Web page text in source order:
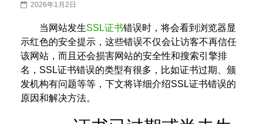
2026年1月2日
当网站发生SSL证书错误时，将会看到浏览器显
示红色的安全提示，这些错误不仅会让访客不再信任
该网站，而且还会损害网站的安全性和搜索引擎排
名，SSL证书错误的类型有很多，比如证书过期、颁
发机构有问题等等，下文将详细介绍SSL证书错误的
原因和解决方法。